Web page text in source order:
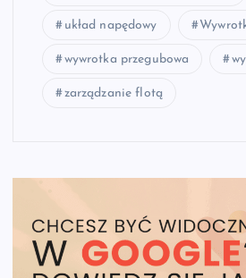
układ napędowy
wywrotka przegubowa
zarządzanie flotą